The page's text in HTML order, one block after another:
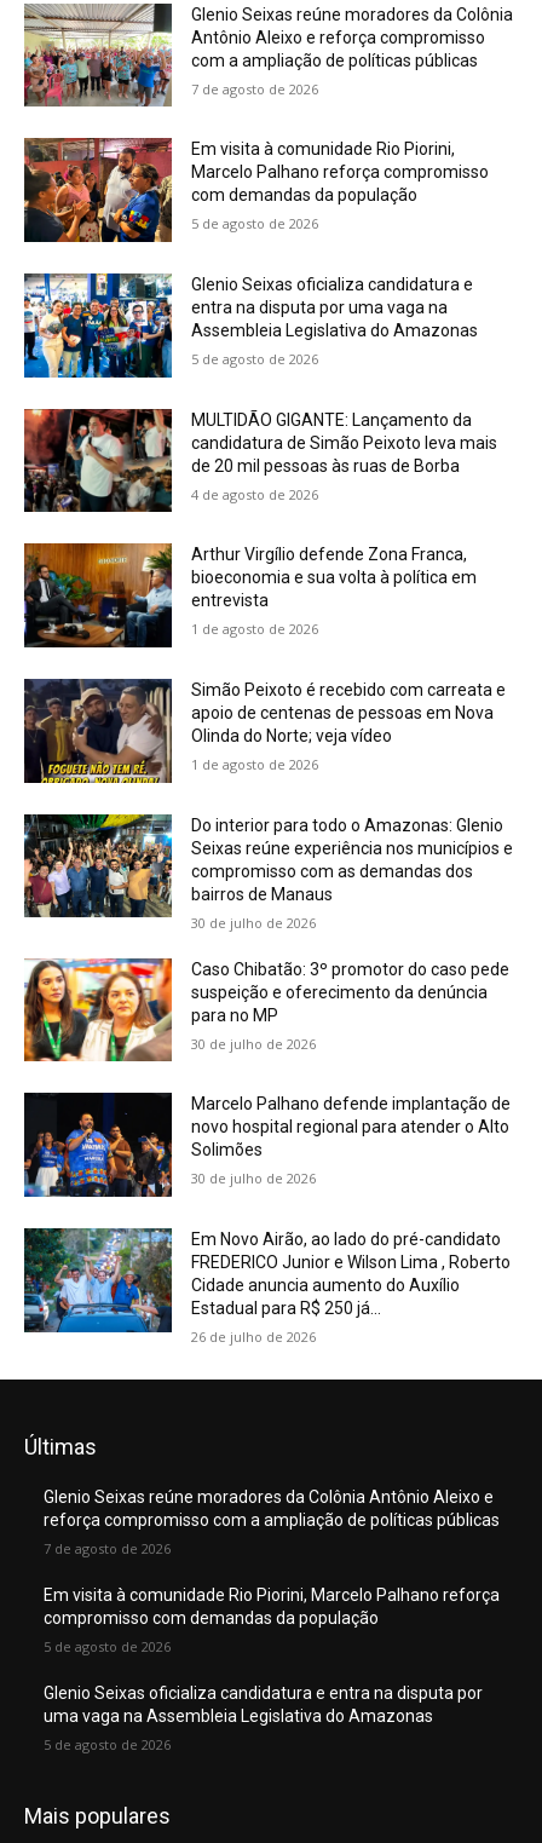
Glenio Seixas reúne moradores da Colônia
Antônio Aleixo e reforça compromisso
com a ampliação de políticas públicas
7 de agosto de 2026
Em visita à comunidade Rio Piorini,
Marcelo Palhano reforça compromisso
com demandas da população
5 de agosto de 2026
Glenio Seixas oficializa candidatura e
entra na disputa por uma vaga na
Assembleia Legislativa do Amazonas
5 de agosto de 2026
MULTIDÃO GIGANTE: Lançamento da
candidatura de Simão Peixoto leva mais
de 20 mil pessoas às ruas de Borba
4 de agosto de 2026
Arthur Virgílio defende Zona Franca,
bioeconomia e sua volta à política em
entrevista
1 de agosto de 2026
Simão Peixoto é recebido com carreata e
apoio de centenas de pessoas em Nova
Olinda do Norte; veja vídeo
1 de agosto de 2026
Do interior para todo o Amazonas: Glenio
Seixas reúne experiência nos municípios e
compromisso com as demandas dos
bairros de Manaus
30 de julho de 2026
Caso Chibatão: 3º promotor do caso pede
suspeição e oferecimento da denúncia
para no MP
30 de julho de 2026
Marcelo Palhano defende implantação de
novo hospital regional para atender o Alto
Solimões
30 de julho de 2026
Em Novo Airão, ao lado do pré-candidato
FREDERICO Junior e Wilson Lima , Roberto
Cidade anuncia aumento do Auxílio
Estadual para R$ 250 já...
26 de julho de 2026
Últimas
Glenio Seixas reúne moradores da Colônia Antônio Aleixo e
reforça compromisso com a ampliação de políticas públicas
7 de agosto de 2026
Em visita à comunidade Rio Piorini, Marcelo Palhano reforça
compromisso com demandas da população
5 de agosto de 2026
Glenio Seixas oficializa candidatura e entra na disputa por
uma vaga na Assembleia Legislativa do Amazonas
5 de agosto de 2026
Mais populares